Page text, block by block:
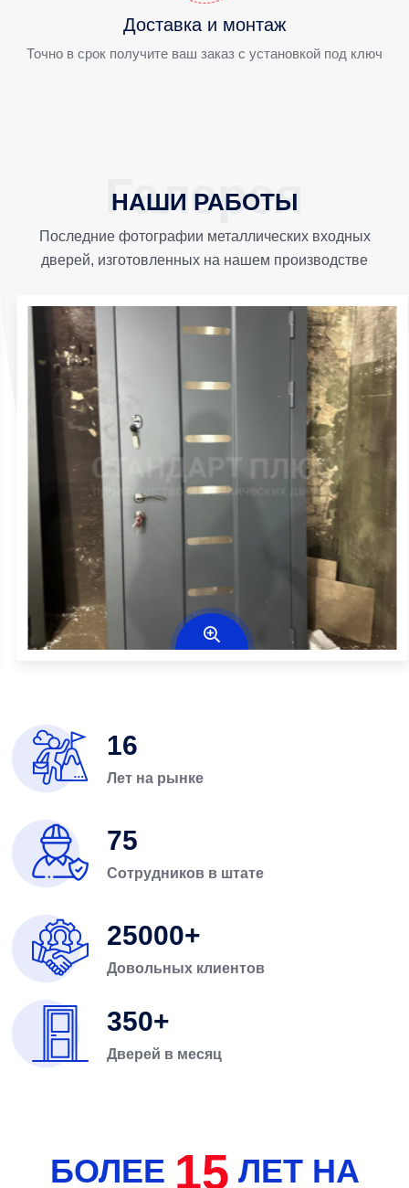
Доставка и монтаж
Точно в срок получите ваш заказ с установкой под ключ
НАШИ РАБОТЫ
Последние фотографии металлических входных
дверей, изготовленных на нашем производстве
16
Лет на рынке
75
Сотрудников в штате
25000
Довольных клиентов
350
Дверей в месяц
БОЛЕЕ 15 ЛЕТ НА